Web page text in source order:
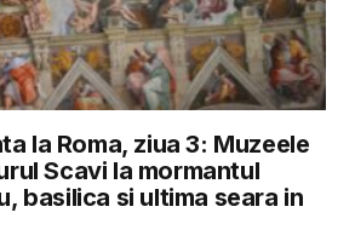
la Roma, ziua 3: Muzeele
Scavi la mormantul
basilica si ultima seara in